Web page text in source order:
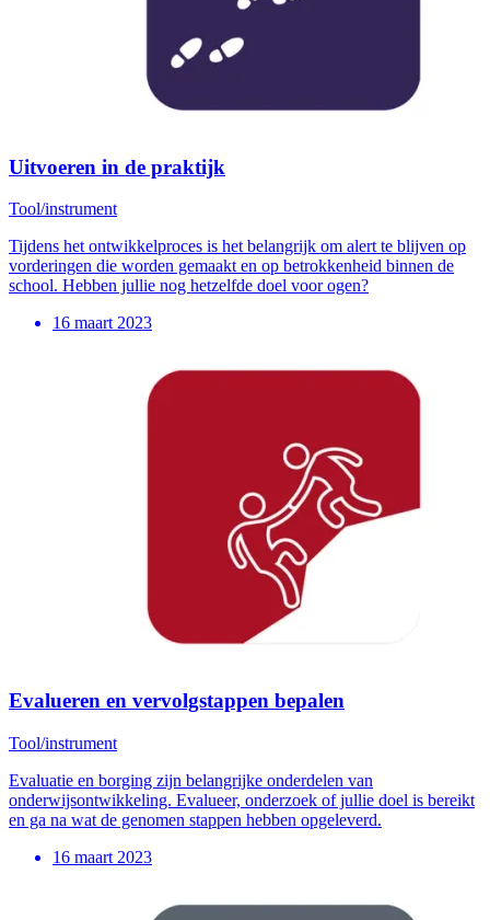
Uitvoeren in de praktijk
Tool/instrument
Tijdens het ontwikkelproces is het belangrijk om alert te blijven op
vorderingen die worden gemaakt en op betrokkenheid binnen de
school. Hebben jullie nog hetzelfde doel voor ogen?
16 maart 2023
Evalueren en vervolgstappen bepalen
Tool/instrument
Evaluatie en borging zijn belangrijke onderdelen van
onderwijsontwikkeling. Evalueer, onderzoek of jullie doel is bereikt
en ga na wat de genomen stappen hebben opgeleverd.
16 maart 2023